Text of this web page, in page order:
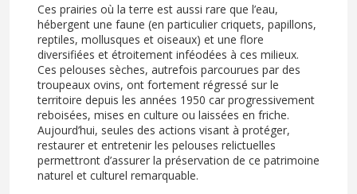
Ces prairies où la terre est aussi rare que l’eau,
hébergent une faune (en particulier criquets, papillons,
reptiles, mollusques et oiseaux) et une flore
diversifiées et étroitement inféodées à ces milieux.
Ces pelouses sèches, autrefois parcourues par des
troupeaux ovins, ont fortement régressé sur le
territoire depuis les années 1950 car progressivement
reboisées, mises en culture ou laissées en friche.
Aujourd’hui, seules des actions visant à protéger,
restaurer et entretenir les pelouses relictuelles
permettront d’assurer la préservation de ce patrimoine
naturel et culturel remarquable.